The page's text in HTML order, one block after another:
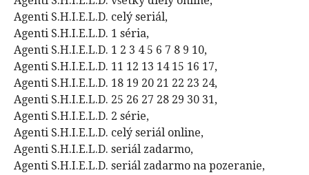
Agenti S.H.I.E.L.D. celý seriál,
Agenti S.H.I.E.L.D. 1 séria,
Agenti S.H.I.E.L.D. 1 2 3 4 5 6 7 8 9 10,
Agenti S.H.I.E.L.D. 11 12 13 14 15 16 17,
Agenti S.H.I.E.L.D. 18 19 20 21 22 23 24,
Agenti S.H.I.E.L.D. 25 26 27 28 29 30 31,
Agenti S.H.I.E.L.D. 2 série,
Agenti S.H.I.E.L.D. celý seriál online,
Agenti S.H.I.E.L.D. seriál zadarmo,
Agenti S.H.I.E.L.D. seriál zadarmo na pozeranie,